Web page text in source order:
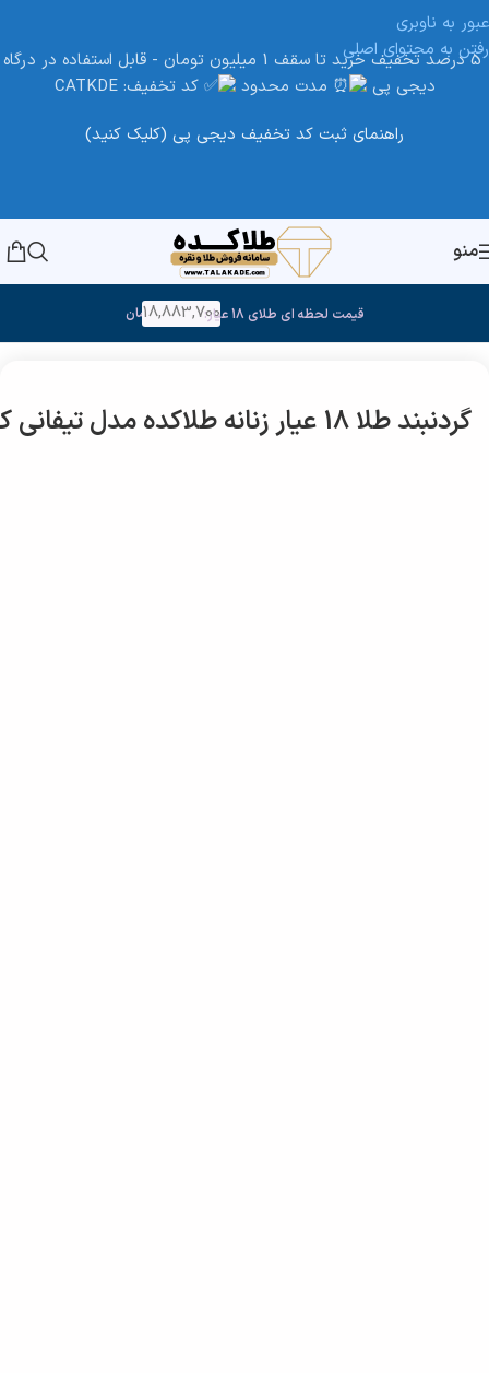
عبور به ناوبری
رفتن به محتوای اصلی
5 درصد تخفیف خرید تا سقف 1 میلیون تومان - قابل استفاده در درگاه
دیجی پی
مدت محدود
کد تخفیف: CATKDE
راهنمای ثبت کد تخفیف دیجی پی (کلیک کنید)
منو
تومان18,883,700 قیمت لحظه ای طلای 18 عیار:
گردنبند طلا 18 عیار زنانه طلاکده مدل تیفانی کد 20